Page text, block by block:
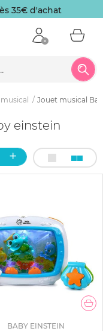
35€ d'achat
Jouet musical
einstein
BABY EINSTEIN